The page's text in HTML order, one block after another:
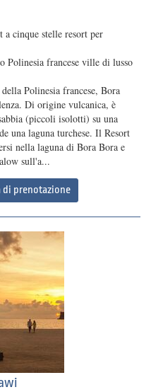
a cinque stelle resort per
Polinesia francese ville di lusso
Polinesia francese, Bora
Di origine vulcanica, è
(piccoli isolotti) su una
una laguna turchese. Il Resort
nella laguna di Bora Bora e
sull'a...
prenotazione